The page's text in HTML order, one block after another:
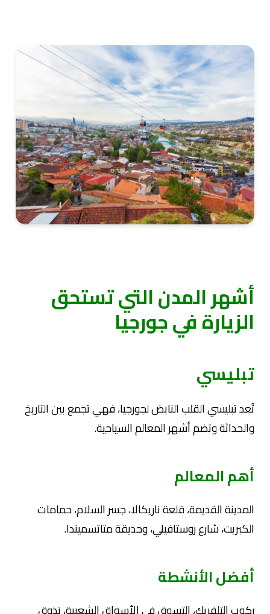
أشهر المدن التي تستحق
الزيارة في جورجيا
تبليسي
تُعد تبليسي القلب النابض لجورجيا، فهي تجمع بين التاريخ
والحداثة وتضم أشهر المعالم السياحية.
أهم المعالم
المدينة القديمة، قلعة ناريكالا، جسر السلام، حمامات
الكبريت، شارع روستافيلي، وحديقة متاتسميندا.
أفضل الأنشطة